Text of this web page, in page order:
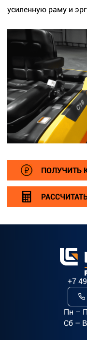
усиленную раму и
ПОЛУЧИТЬ
+7
Пн –
Сб –